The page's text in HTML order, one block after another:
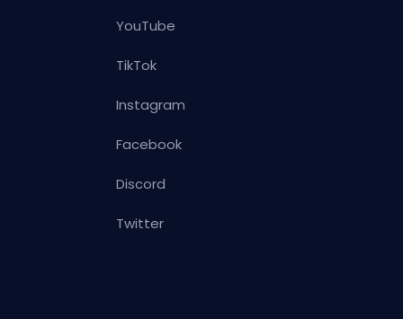
YouTube
TikTok
Instagram
Facebook
Discord
Twitter